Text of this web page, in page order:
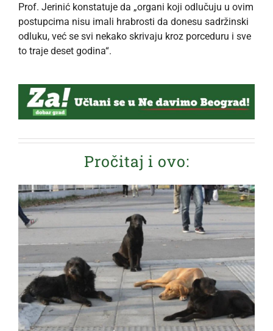
Prof. Jerinić konstatuje da „organi koji odlučuju u ovim
postupcima nisu imali hrabrosti da donesu sadržinski
odluku, već se svi nekako skrivaju kroz porceduru i sve
to traje deset godina“.
Pročitaj i ovo: